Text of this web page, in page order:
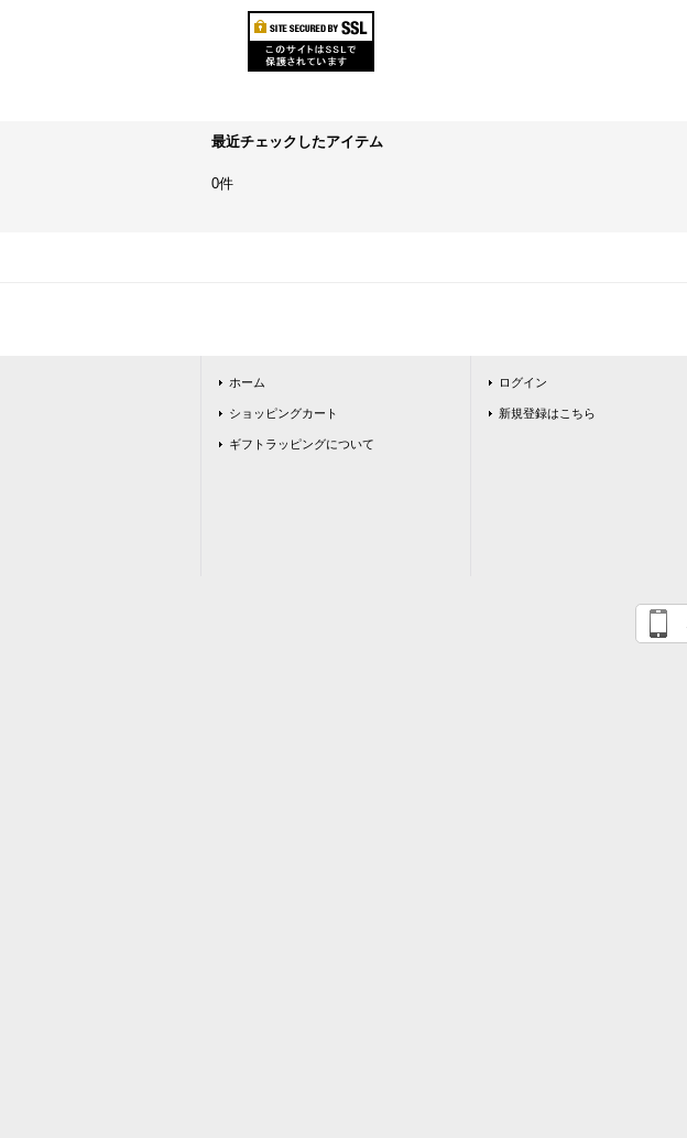
最近チェックしたアイテム
0件
ホーム
ショッピングカート
ギフトラッピングについて
ログイン
新規登録はこちら